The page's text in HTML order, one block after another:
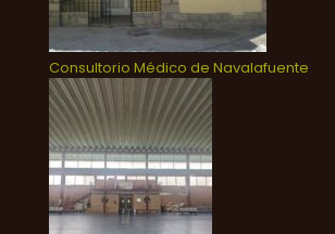
Consultorio Médico de Navalafuente